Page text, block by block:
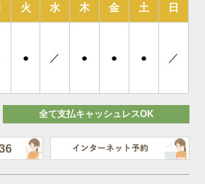
火 水 木 金 土 日
● ／ ● ● ● ／
全て支払キャッシュレスOK